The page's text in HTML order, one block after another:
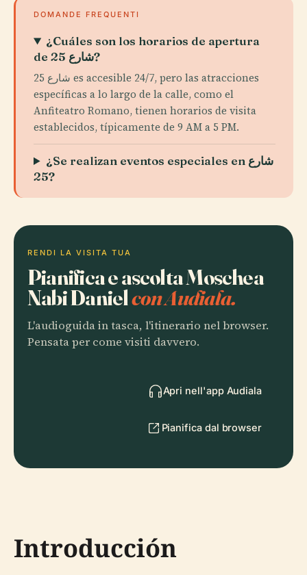
DOMANDE FREQUENTI
¿Cuáles son los horarios de apertura
de شارع 25?
شارع 25 es accesible 24/7, pero las atracciones
específicas a lo largo de la calle, como el
Anfiteatro Romano, tienen horarios de visita
establecidos, típicamente de 9 AM a 5 PM.
¿Se realizan eventos especiales en شارع
25?
RENDI LA VISITA TUA
Pianifica e ascolta Moschea
Nabi Danielcon Audiala.
L'audioguida in tasca, l'itinerario nel browser.
Pensata per come visiti davvero.
Apri nell'app Audiala
Pianifica dal browser
Introducción